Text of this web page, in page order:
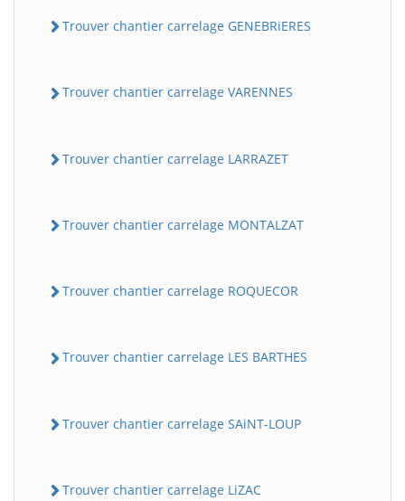
Trouver chantier carrelage GENEBRiERES
Trouver chantier carrelage VARENNES
Trouver chantier carrelage LARRAZET
Trouver chantier carrelage MONTALZAT
Trouver chantier carrelage ROQUECOR
Trouver chantier carrelage LES BARTHES
Trouver chantier carrelage SAiNT-LOUP
Trouver chantier carrelage LiZAC